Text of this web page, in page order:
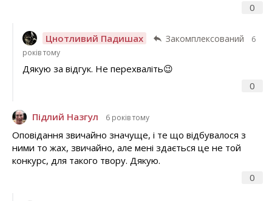
0
Цнотливий Падишах Закомплексований
6
років тому
0
Дякую за відгук. Не перехваліть😉
Підлий Назгул 6 років тому
0
Оповідання звичайно значуще, і те що відбувалося з
ними то жах, звичайно, але мені здається це не той
конкурс, для такого твору. Дякую.